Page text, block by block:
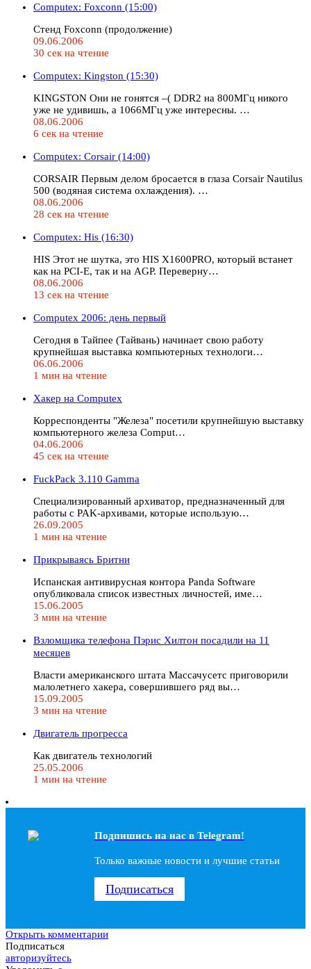
Computex: Foxconn (15:00)
Стенд Foxconn (продолжение)
09.06.2006
30 сек на чтение
Computex: Kingston (15:30)
KINGSTON Они не гонятся –( DDR2 на 800МГц никого
уже не удивишь, а 1066МГц уже интересны. …
08.06.2006
6 сек на чтение
Computex: Corsair (14:00)
CORSAIR Первым делом бросается в глаза Corsair Nautilus
500 (водяная система охлаждения). …
08.06.2006
28 сек на чтение
Computex: His (16:30)
HIS Этот не шутка, это HIS X1600PRO, который встанет
как на PCI-E, так и на AGP. Переверну…
08.06.2006
13 сек на чтение
Computex 2006: день первый
Сегодня в Тайпее (Тайвань) начинает свою работу
крупнейшая выставка компьютерных технологи…
06.06.2006
1 мин на чтение
Хакер на Computex
Корреспонденты "Железа" посетили крупнейшую выставку
компьютерного железа Comput…
04.06.2006
45 сек на чтение
FuckPack 3.110 Gamma
Cпециализированный архиватор, предназначенный для
работы с PAK-архивами, которые использую…
26.09.2005
1 мин на чтение
Прикрываясь Бритни
Испанская антивирусная контора Panda Software
опубликовала список известных личностей, име…
15.06.2005
3 мин на чтение
Взломщика телефона Пэрис Хилтон посадили на 11
месяцев
Власти американского штата Массачусетс приговорили
малолетнего хакера, совершившего ряд вы…
15.09.2005
3 мин на чтение
Двигатель прогресса
Как двигатель технологий
25.05.2006
1 мин на чтение
Подпишись на наc в Telegram!
Только важные новости и лучшие статьи
Подписаться
Открыть комментарии
Подписаться
авторизуйтесь